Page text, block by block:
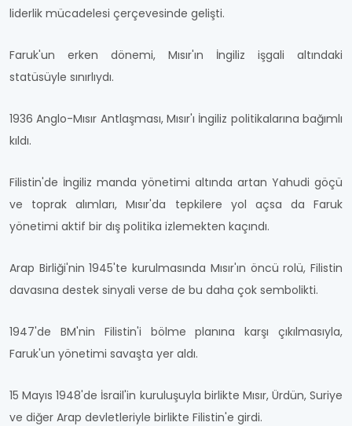
liderlik mücadelesi çerçevesinde gelişti.
Faruk'un erken dönemi, Mısır'ın İngiliz işgali altındaki
statüsüyle sınırlıydı.
1936 Anglo-Mısır Antlaşması, Mısır'ı İngiliz politikalarına bağımlı
kıldı.
Filistin'de İngiliz manda yönetimi altında artan Yahudi göçü
ve toprak alımları, Mısır'da tepkilere yol açsa da Faruk
yönetimi aktif bir dış politika izlemekten kaçındı.
Arap Birliği'nin 1945'te kurulmasında Mısır'ın öncü rolü, Filistin
davasına destek sinyali verse de bu daha çok sembolikti.
1947'de BM'nin Filistin'i bölme planına karşı çıkılmasıyla,
Faruk'un yönetimi savaşta yer aldı.
15 Mayıs 1948'de İsrail'in kuruluşuyla birlikte Mısır, Ürdün, Suriye
ve diğer Arap devletleriyle birlikte Filistin'e girdi.